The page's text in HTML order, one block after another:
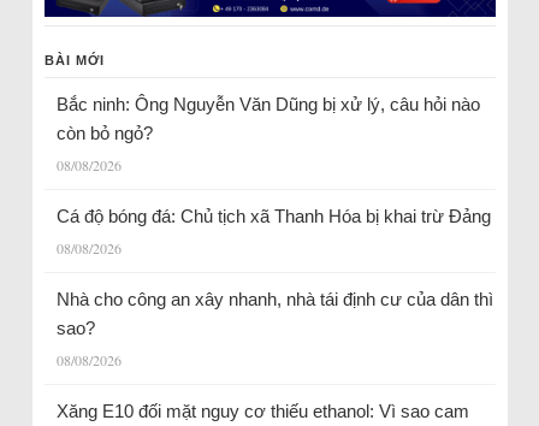
BÀI MỚI
Bắc ninh: Ông Nguyễn Văn Dũng bị xử lý, câu hỏi nào
còn bỏ ngỏ?
08/08/2026
Cá độ bóng đá: Chủ tịch xã Thanh Hóa bị khai trừ Đảng
08/08/2026
Nhà cho công an xây nhanh, nhà tái định cư của dân thì
sao?
08/08/2026
Xăng E10 đối mặt nguy cơ thiếu ethanol: Vì sao cam